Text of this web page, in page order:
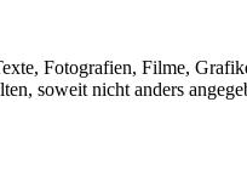
Fotografien, Filme,
soweit nicht anders